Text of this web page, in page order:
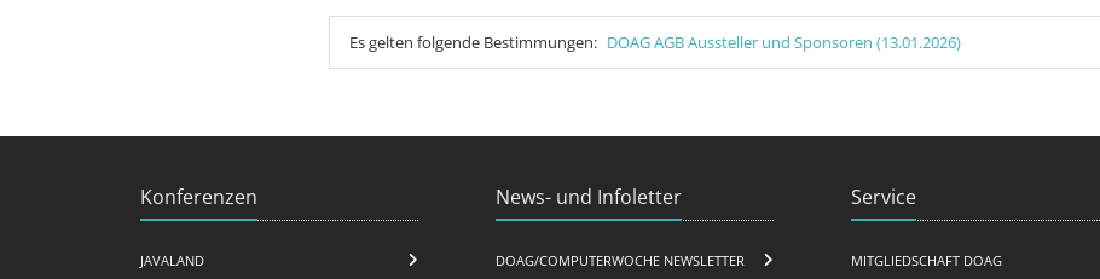
Es gelten folgende Bestimmungen: DOAG AGB Aussteller und Sponsoren (13.01.2026)
Konferenzen
JAVALAND
News- und Infoletter
DOAG/COMPUTERWOCHE NEWSLETTER
Service
MITGLIEDSCHAFT DOAG